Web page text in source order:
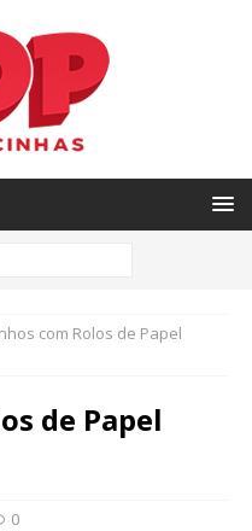
com Rolos de Papel
de Papel
0